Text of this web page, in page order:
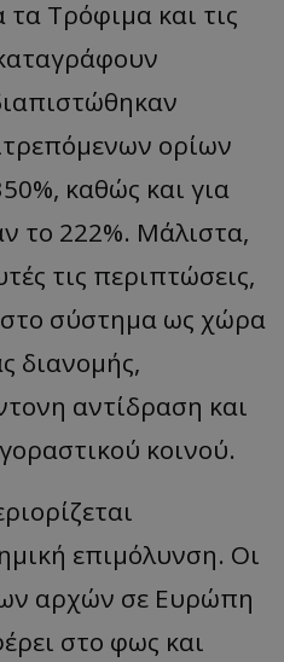
Τρόφιμα και τις
ορίων
καθώς και για
το 222%. Μάλιστα,
τις περιπτώσεις,
σύστημα ως χώρα
διανομής,
αντίδραση και
κοινού.
επιμόλυνση. Οι
αρχών σε Ευρώπη
στο φως και